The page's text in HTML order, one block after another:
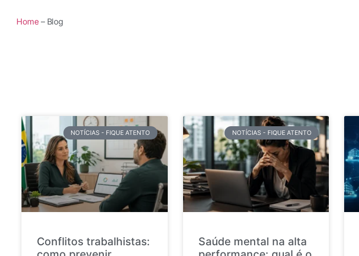
Home– Blog
NOTÍCIAS - FIQUE ATENTO
Conflitos trabalhistas:
NOTÍCIAS - FIQUE ATENTO
Saúde mental na alta